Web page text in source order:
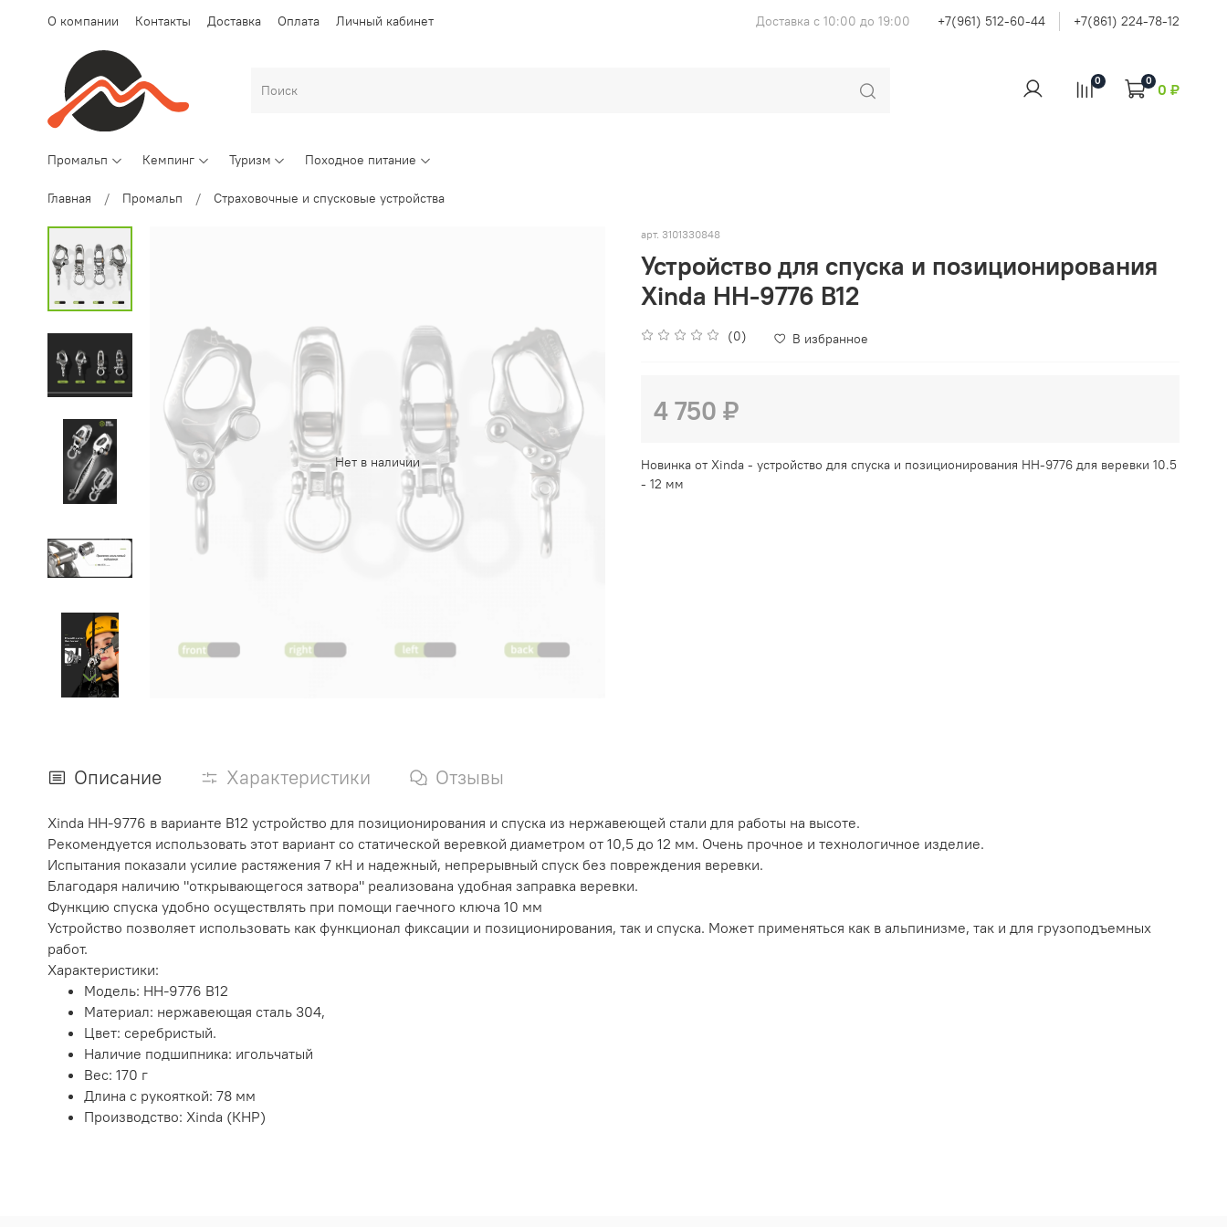
О компании Контакты Доставка Оплата Личный кабинет Доставка с 10:00 до 19:00 +7(961) 512-60-44 +7(861) 224-78-12
0 0 0 ₽
Промальп Кемпинг Туризм Походное питание
Главная Промальп Страховочные и спусковые устройства
Нет в наличии
арт. 3101330848
Устройство для спуска и позиционирования
Xinda HH-9776 B12
(0) В избранное
4 750 ₽
Новинка от Xinda - устройство для спуска и позиционирования HH-9776 для веревки 10.5
- 12 мм
Описание Характеристики Отзывы
Xinda HH-9776 в варианте B12 устройство для позиционирования и спуска из нержавеющей стали для работы на высоте.
Рекомендуется использовать этот вариант со статической веревкой диаметром от 10,5 до 12 мм. Очень прочное и технологичное изделие.
Испытания показали усилие растяжения 7 кН и надежный, непрерывный спуск без повреждения веревки.
Благодаря наличию "открывающегося затвора" реализована удобная заправка веревки.
Функцию спуска удобно осуществлять при помощи гаечного ключа 10 мм
Устройство позволяет использовать как функционал фиксации и позиционирования, так и спуска. Может применяться как в альпинизме, так и для грузоподъемных
работ.
Характеристики:
Модель: HH-9776 B12
Материал: нержавеющая сталь 304,
Цвет: серебристый.
Наличие подшипника: игольчатый
Вес: 170 г
Длина с рукояткой: 78 мм
Производство: Xinda (КНР)